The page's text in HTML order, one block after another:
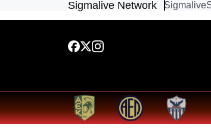
Sigmalive Network Sigmalive